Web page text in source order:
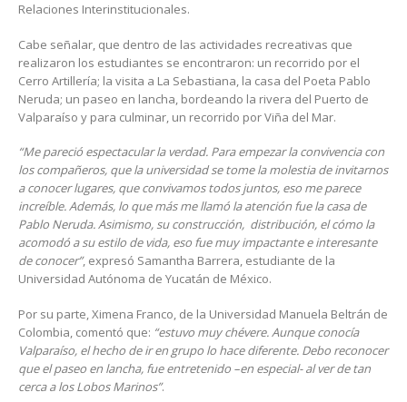
Relaciones Interinstitucionales.
Cabe señalar, que dentro de las actividades recreativas que
realizaron los estudiantes se encontraron: un recorrido por el
Cerro Artillería; la visita a La Sebastiana, la casa del Poeta Pablo
Neruda; un paseo en lancha, bordeando la rivera del Puerto de
Valparaíso y para culminar, un recorrido por Viña del Mar.
“Me pareció espectacular la verdad. Para empezar la convivencia con
los compañeros, que la universidad se tome la molestia de invitarnos
a conocer lugares, que convivamos todos juntos, eso me parece
increíble. Además, lo que más me llamó la atención fue la casa de
Pablo Neruda. Asimismo, su construcción, distribución, el cómo la
acomodó a su estilo de vida, eso fue muy impactante e interesante
de conocer”, expresó Samantha Barrera, estudiante de la
Universidad Autónoma de Yucatán de México.
Por su parte, Ximena Franco, de la Universidad Manuela Beltrán de
Colombia, comentó que: “estuvo muy chévere. Aunque conocía
Valparaíso, el hecho de ir en grupo lo hace diferente. Debo reconocer
que el paseo en lancha, fue entretenido –en especial- al ver de tan
cerca a los Lobos Marinos”.